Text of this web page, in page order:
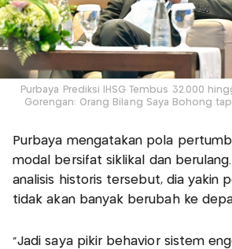
Purbaya Prediksi IHSG Tembus 32.000
Gorengan: Orang Bilang Saya Bohong
Purbaya mengatakan pola
modal bersifat siklikal dan
analisis historis tersebut, dia yakin
tidak akan banyak berubah ke
“Jadi saya pikir behavior sistem